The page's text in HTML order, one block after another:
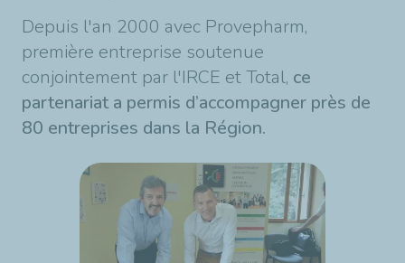
Depuis l'an 2000 avec Provepharm,
première entreprise soutenue
conjointement par l'IRCE et Total, ce
partenariat a permis d’accompagner près de
80 entreprises dans la Région.